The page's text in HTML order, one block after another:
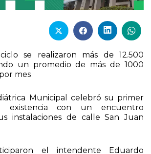
se realizaron más de 12.500
un promedio de más de 1000
mes
Municipal celebró su primer
existencia con un encuentro
instalaciones de calle San Juan
el intendente Eduardo